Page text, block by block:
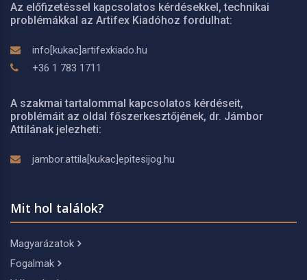
Az előfizetéssel kapcsolatos kérdésekkel, technikai
problémákkal az Artifex Kiadóhoz fordulhat:
info[kukac]artifexkiado.hu
+36 1 783 1711
A szakmai tartalommal kapcsolatos kérdéseit,
problémáit az oldal főszerkesztőjének, dr. Jámbor
Attilának jelezheti:
jambor.attila[kukac]epitesijog.hu
Mit hol találok?
Magyarázatok
Fogalmak